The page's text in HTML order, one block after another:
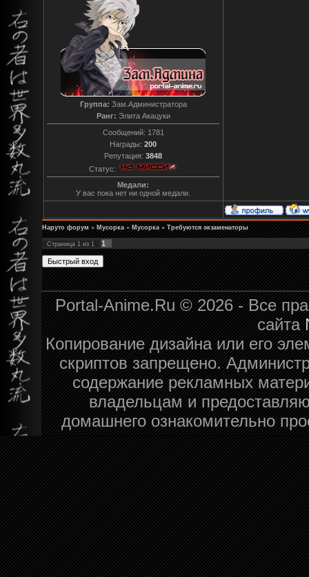
Группа: Зам.Администратора
Ранг: Элита Акацуки
Сообщений: 1781
Награды: 200
Репутация: 3848
Статус:
Медали:
У вас пока нет ни одной медали.
Наруто форум » Мусорка » Мусорка » Требуются экзаменаторы
Страница 1 из 1 1
Portal-Anime.Ru © 2026 - Все
сайта
Копирование дизайна или его
скриптов запрещено.
содержание рекламных
владельцам и
домашнего ознакомительно